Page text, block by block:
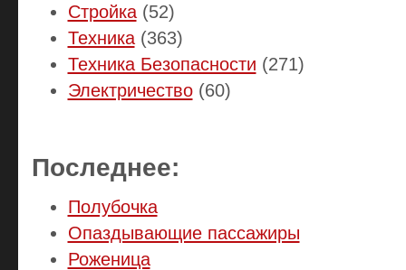
Стройка(52)
Техника(363)
Техника Безопасности (271)
Электричество(60)
Последнее:
Полубочка
Опаздывающие пассажиры
Роженица